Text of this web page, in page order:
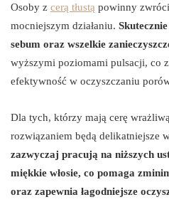
Osoby z cerą tłustą powinny
mocniejszym działaniu.
sebum oraz wszelkie
wyższymi poziomami pulsacji, co
efektywność w oczyszczaniu
Dla tych, którzy mają cerę
rozwiązaniem będą delikatniejsze
zazwyczaj pracują na niższych
miękkie włosie, co pomaga
oraz zapewnia łagodniejsze